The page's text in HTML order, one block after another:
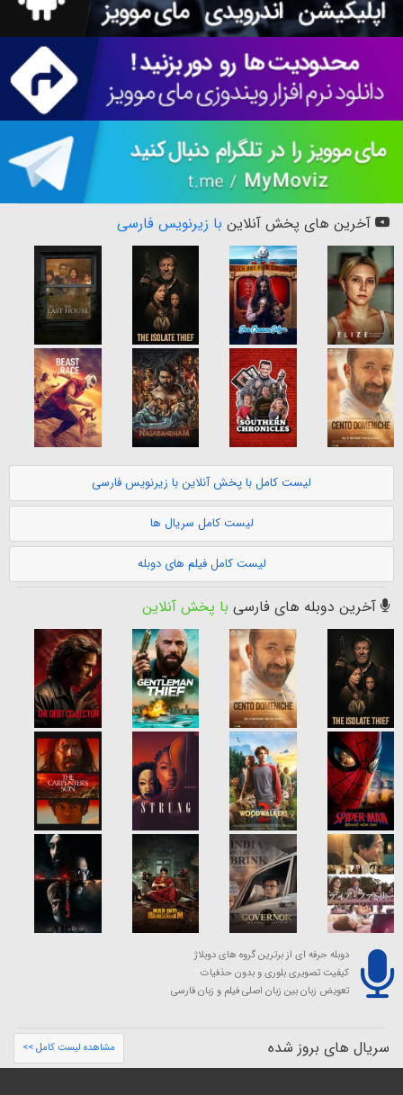
آخرین های پخش آنلاین با زیرنویس فارسی
لیست کامل با پخش آنلاین با زیرنویس فارسی
لیست کامل سریال ها
لیست کامل فیلم های دوبله
آخرین دوبله های فارسی با پخش آنلاین
دوبله حرفه ای از برترین گروه های دوبلاژ
کیفیت تصویری بلوری و بدون حذفیات
تعویض زبان بین زبان اصلی فیلم و زبان فارسی
سریال های بروز شده مشاهده لیست کامل >>